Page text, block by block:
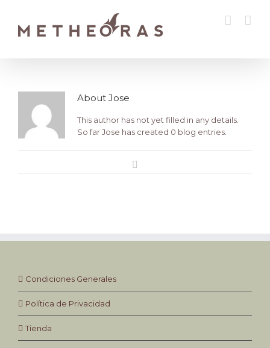
About Jose
This author has not yet filled in any details.
So far Jose has created 0 blog entries.
Condiciones Generales
Política de Privacidad
Tienda